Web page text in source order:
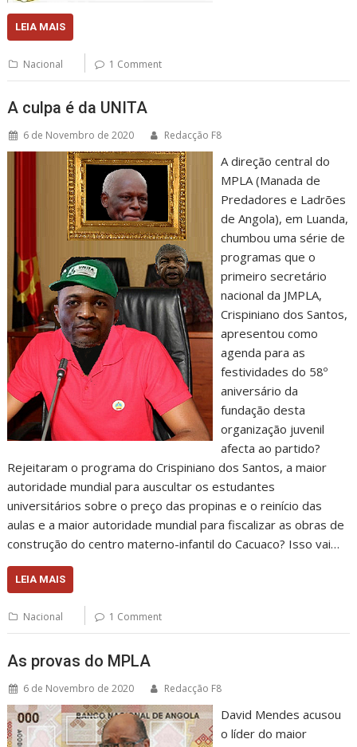
LEIA MAIS
Nacional 1 Comment
A culpa é da UNITA
6 de Novembro de 2020 Redacção F8
A direção central do
MPLA (Manada de
Predadores e Ladrões
de Angola), em Luanda,
chumbou uma série de
programas que o
primeiro secretário
nacional da JMPLA,
Crispiniano dos Santos,
apresentou como
agenda para as
festividades do 58º
aniversário da
fundação desta
organização juvenil
afecta ao partido?
Rejeitaram o programa do Crispiniano dos Santos, a maior
autoridade mundial para auscultar os estudantes
universitários sobre o preço das propinas e o reinício das
aulas e a maior autoridade mundial para fiscalizar as obras de
construção do centro materno-infantil do Cacuaco? Isso vai…
LEIA MAIS
Nacional 1 Comment
As provas do MPLA
6 de Novembro de 2020 Redacção F8
David Mendes acusou
o líder do maior